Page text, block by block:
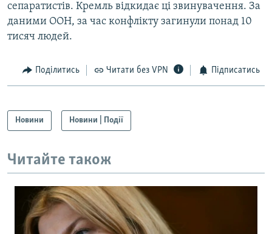
сепаратистів. Кремль відкидає ці звинувачення. За
даними ООН, за час конфлікту загинули понад 10
тисяч людей.
Поділитись Читати без VPN Підписатись
Новини Новини | Події
Читайте також